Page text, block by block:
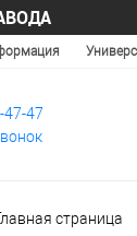
47-47
страница